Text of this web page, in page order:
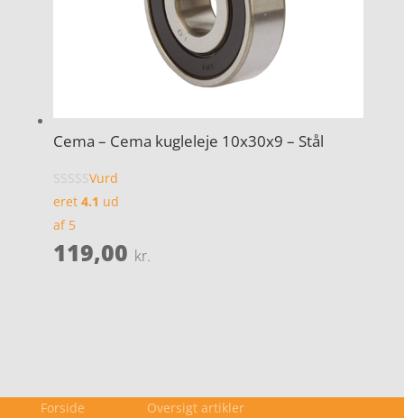
Cema – Cema kugleleje 10x30x9 – Stål
Vurd
eret 4.1 ud
af 5
119,00 kr.
Forside
Oversigt artikler